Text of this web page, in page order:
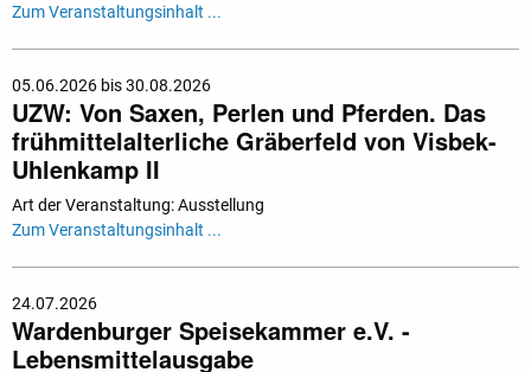
Zum Veranstaltungsinhalt ...
05.06.2026 bis 30.08.2026
UZW: Von Saxen, Perlen und Pferden. Das
frühmittelalterliche Gräberfeld von Visbek-
Uhlenkamp II
Art der Veranstaltung: Ausstellung
Zum Veranstaltungsinhalt ...
24.07.2026
Wardenburger Speisekammer e.V. -
Lebensmittelausgabe